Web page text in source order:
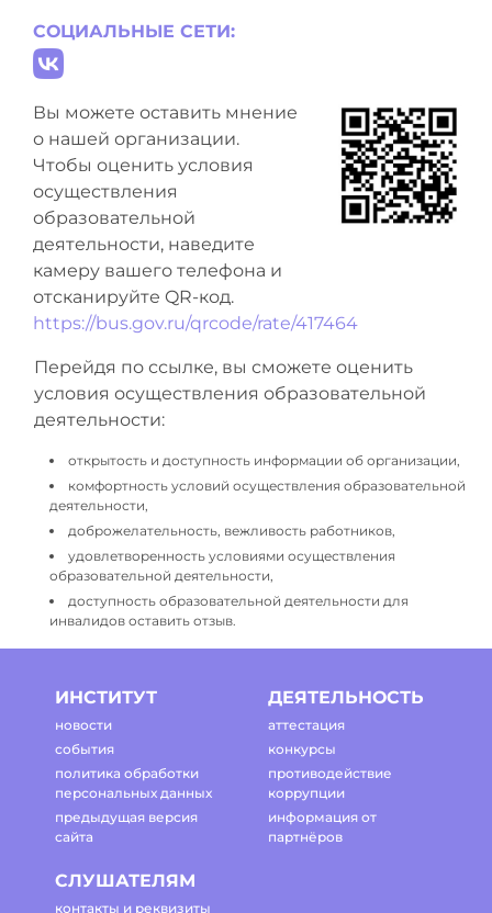
СОЦИАЛЬНЫЕ СЕТИ:
Вы можете оставить мнение
о нашей организации.
Чтобы оценить условия
осуществления
образовательной
деятельности, наведите
камеру вашего телефона и
отсканируйте QR-код.
https://bus.gov.ru/qrcode/rate/417464
Перейдя по ссылке, вы сможете оценить
условия осуществления образовательной
деятельности:
открытость и доступность информации об организации,
комфортность условий осуществления образовательной
деятельности,
доброжелательность, вежливость работников,
удовлетворенность условиями осуществления
образовательной деятельности,
доступность образовательной деятельности для
инвалидов оставить отзыв.
ИНСТИТУТ
новости
события
политика обработки
персональных данных
предыдущая версия
сайта
ДЕЯТЕЛЬНОСТЬ
аттестация
конкурсы
противодействие
коррупции
информация от
партнёров
СЛУШАТЕЛЯМ
контакты и реквизиты